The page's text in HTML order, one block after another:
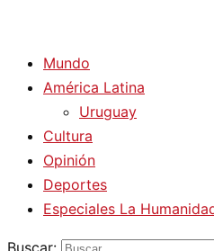
Mundo
América Latina
Uruguay
Cultura
Opinión
Deportes
Especiales La
Buscar: